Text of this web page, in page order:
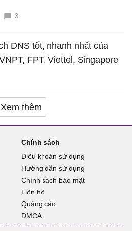
3
DNS tốt, nhanh nhất của
FPT, Viettel, Singapore
Xem thêm
Chính sách
Điều khoản sử dụng
Hướng dẫn sử dụng
Chính sách bảo mật
Liên hệ
Quảng cáo
DMCA